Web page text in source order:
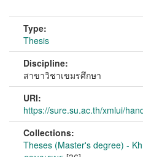
Type:
Thesis
Discipline:
สาขาวิชาเขมรศึกษา
URI:
https://sure.su.ac.th/xmlui/
Collections:
Theses (Master's degree) -